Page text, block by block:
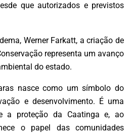
que autorizados e previstos
Werner Farkatt, a criação de
representa um avanço
do estado.
nasce como um símbolo do
e desenvolvimento. É uma
a proteção da Caatinga e, ao
o papel das comunidades